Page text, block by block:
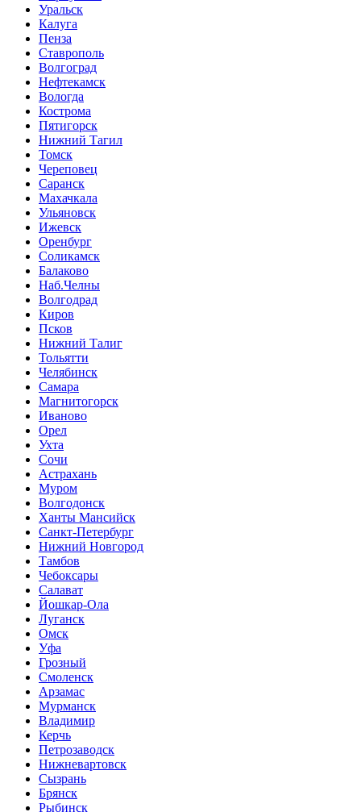
Уральск
Калуга
Пенза
Ставрополь
Волгоград
Нефтекамск
Вологда
Кострома
Пятигорск
Нижний Тагил
Томск
Череповец
Саранск
Махачкала
Ульяновск
Ижевск
Оренбург
Соликамск
Балаково
Наб.Челны
Волгодрад
Киров
Псков
Нижний Талиг
Тольятти
Челябинск
Самара
Магнитогорск
Иваново
Орел
Ухта
Сочи
Астрахань
Муром
Волгодонск
Ханты Мансийск
Санкт-Петербург
Нижний Новгород
Тамбов
Чебоксары
Салават
Йошкар-Ола
Луганск
Омск
Уфа
Грозный
Смоленск
Арзамас
Мурманск
Владимир
Керчь
Петрозаводск
Нижневартовск
Сызрань
Брянск
Рыбинск